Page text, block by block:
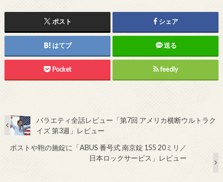
ポスト シェア
はてブ 送る
Pocket feedly
バラエティ全話レビュー「第7回 アメリカ横断ウルトラク
イズ 第3週」レビュー
ポストや鞄の施錠に「ABUS 番号式 南京錠 155 20ミリ／
日本ロックサービス」レビュー